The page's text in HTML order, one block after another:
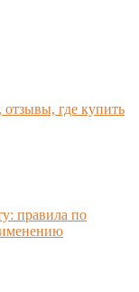
где купить
правила по